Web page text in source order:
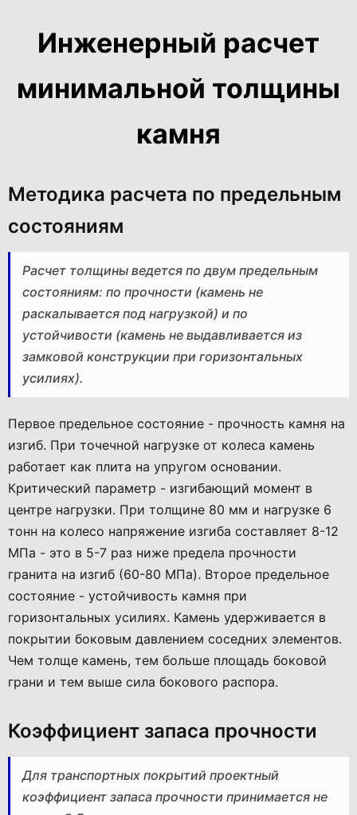
Инженерный расчет
минимальной толщины
камня
Методика расчета по предельным
состояниям
Расчет толщины ведется по двум предельным
состояниям: по прочности (камень не
раскалывается под нагрузкой) и по
устойчивости (камень не выдавливается из
замковой конструкции при горизонтальных
усилиях).
Первое предельное состояние - прочность камня на
изгиб. При точечной нагрузке от колеса камень
работает как плита на упругом основании.
Критический параметр - изгибающий момент в
центре нагрузки. При толщине 80 мм и нагрузке 6
тонн на колесо напряжение изгиба составляет 8-12
МПа - это в 5-7 раз ниже предела прочности
гранита на изгиб (60-80 МПа). Второе предельное
состояние - устойчивость камня при
горизонтальных усилиях. Камень удерживается в
покрытии боковым давлением соседних элементов.
Чем толще камень, тем больше площадь боковой
грани и тем выше сила бокового распора.
Коэффициент запаса прочности
Для транспортных покрытий проектный
коэффициент запаса прочности принимается не